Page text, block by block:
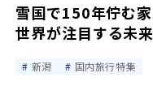
雪国で150年佇む
世界が注目する未
新潟 国内旅行特集